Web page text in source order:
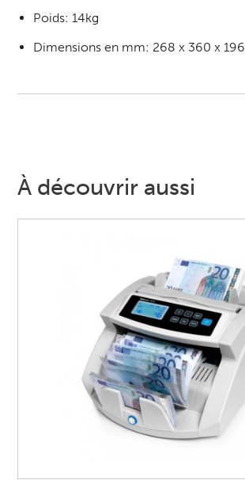
Poids: 14kg
Dimensions en mm: 268 x 360 x 196
À découvrir aussi